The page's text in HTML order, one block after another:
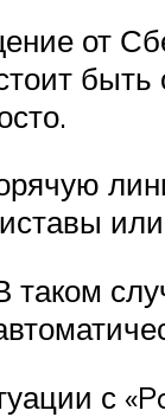
от
с